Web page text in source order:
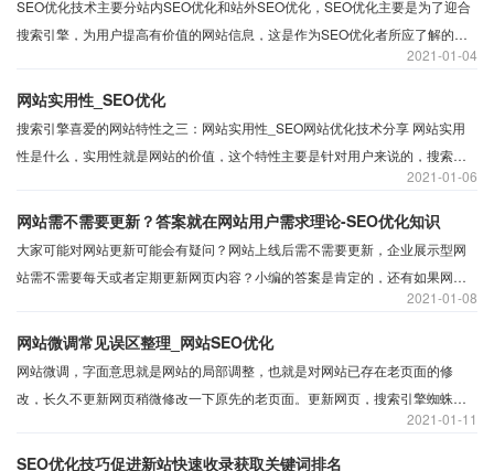
01-04
2021
SEO优化技术主要分站内SEO优化和站外SEO优化，SEO优化主要是为了迎合
搜索引擎，为用户提高有价值的网站信息，这是作为SEO优化者所应了解的，
SEO优化主要提升网站的价值，便于搜索引擎收录和检索。当下搜索引擎的算
法在不断的更新，这期间也会有算法上的漏洞，例如之前的链接投票、网站相
01-06
2021
网站实用性_SEO优化
搜索引擎喜爱的网站特性之三：网站实用性_SEO网站优化技术分享 网站实用
性是什么，实用性就是网站的价值，这个特性主要是针对用户来说的，搜索引
擎推荐首页的网站能不能满足用户的需求，有没有价值、实用不实用，搜索引
擎前两个特性，网站的相关性和权威性大都是站在搜索引擎的角度，更注重的
01-08
2021
网站需不需要更新？答案就在网站用户需求理论-SEO优化知识
大家可能对网站更新可能会有疑问？网站上线后需不需要更新，企业展示型网
站需不需要每天或者定期更新网页内容？小编的答案是肯定的，还有如果网站
关键词排名已经做到关键词检索首页了，还需不需要更新网页，发布新的内
容，还是保持现在就能稳定排名了，
01-11
2021
网站微调常见误区整理_网站SEO优化
网站微调，字面意思就是网站的局部调整，也就是对网站已存在老页面的修
改，长久不更新网页稍微修改一下原先的老页面。更新网页，搜索引擎蜘蛛爬
行我们网站也会发现不同之处。微调是进行局部的更改，包括文字、图片等可
见化元素修改、调整。
SEO优化技巧促进新站快速收录获取关键词排名